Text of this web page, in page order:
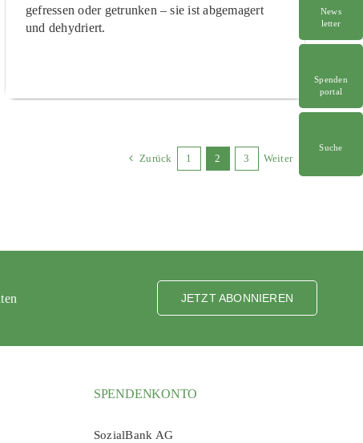
News
letter
Spenden
portal
Suche
gefressen oder getrunken – sie ist abgemagert
und dehydriert.
Zurück 1 2 3 Weiter
JETZT ABONNIEREN
SPENDENKONTO
SozialBank AG